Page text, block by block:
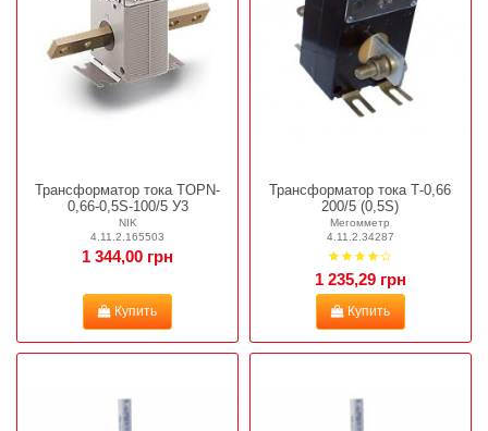
Трансформатор тока TOPN-
0,66-0,5S-100/5 У3
NIK
4.11.2.165503
1 344,00 грн
Купить
Трансформатор тока Т-0,66
200/5 (0,5S)
Мегомметр
4.11.2.34287
1 235,29 грн
Купить